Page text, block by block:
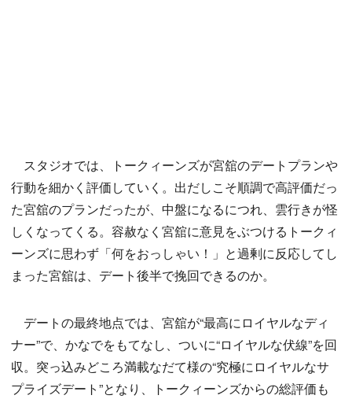
スタジオでは、トークィーンズが宮舘のデートプランや
行動を細かく評価していく。出だしこそ順調で高評価だっ
た宮舘のプランだったが、中盤になるにつれ、雲行きが怪
しくなってくる。容赦なく宮舘に意見をぶつけるトークィ
ーンズに思わず「何をおっしゃい！」と過剰に反応してし
まった宮舘は、デート後半で挽回できるのか。
デートの最終地点では、宮舘が“最高にロイヤルなディ
ナー”で、かなでをもてなし、ついに“ロイヤルな伏線”を回
収。突っ込みどころ満載なだて様の“究極にロイヤルなサ
プライズデート”となり、トークィーンズからの総評価も